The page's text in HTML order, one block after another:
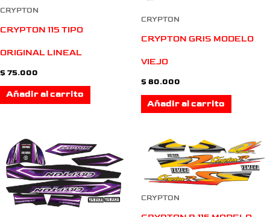
CRYPTON
CRYPTON 115 TIPO
ORIGINAL LINEAL
$ 75.000
Añadir al carrito
CRYPTON
CRYPTON GRIS MODELO
VIEJO
$ 80.000
Añadir al carrito
CRYPTON